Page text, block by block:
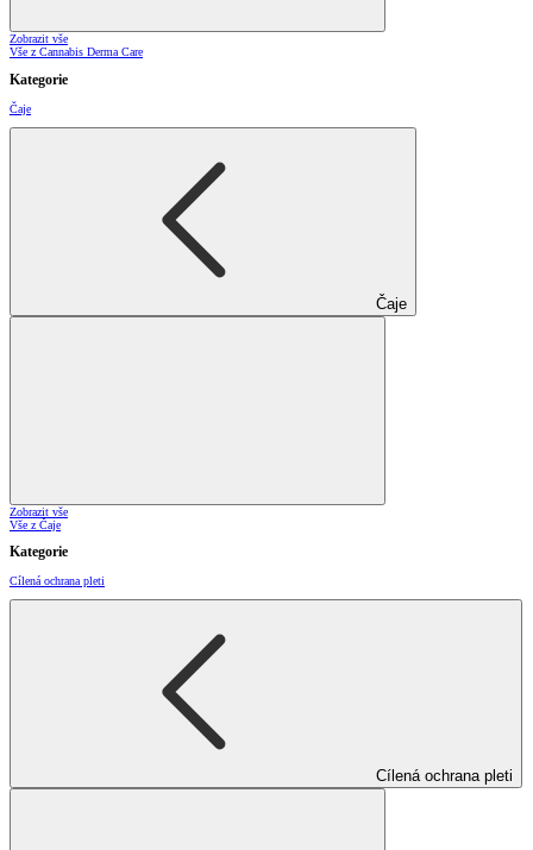
Zobrazit vše
Vše z Cannabis Derma Care
Kategorie
Čaje
Čaje
Zobrazit vše
Vše z Čaje
Kategorie
Cílená ochrana pleti
Cílená ochrana pleti